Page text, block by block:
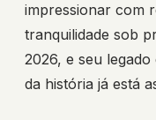
impressionar com
tranquilidade sob
2026, e seu
da história já está